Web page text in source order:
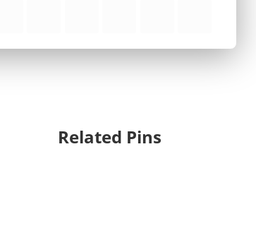
Related Pins